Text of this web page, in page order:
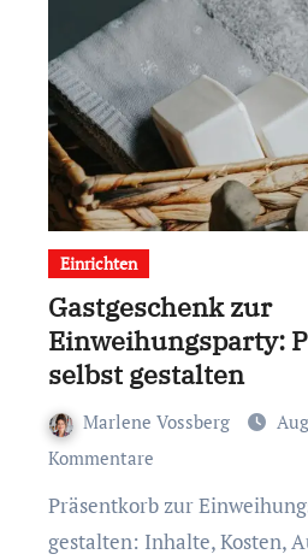
Einrichten
Gastgeschenk zur
Einweihungsparty:
selbst gestalten
Marlene Vossberg
Kommentare
Präsentkorb zur Einweihungsparty selbst
gestalten: Inhalte, Kosten,